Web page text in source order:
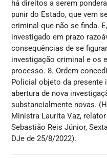
há direitos a serem
punir do Estado, que vem
criminal que não se finda.
investigado em prazo
consequências de se
investigação criminal e os
processo. 8. Ordem
Policial objeto da presente
abertura de nova
substancialmente novas.
Ministra Laurita Vaz,
Sebastião Reis Júnior,
DJe de 25/8/2022).